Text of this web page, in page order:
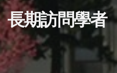
長期訪問學者